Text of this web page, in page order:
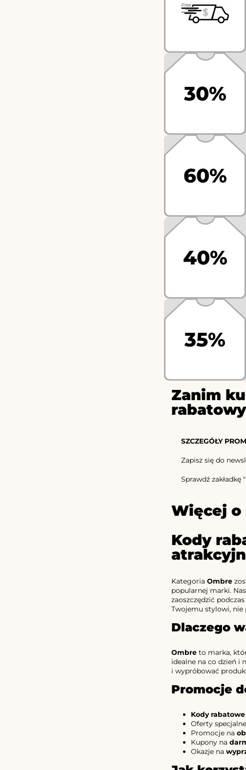
30%
60%
40%
35%
Zanim
SZCZEGÓŁY
Zapisz się do
Sprawdź
Więcej o
Kody
Kategoria Ombre
popularnej marki.
zaoszczędzić
Twojemu stylowi, nie
Dlaczego
Ombre to marka,
idealne na co dzień i
i wypróbować
Promocje
Kody rabatowe
Oferty
Promocje na
Kupony na
Okazje na